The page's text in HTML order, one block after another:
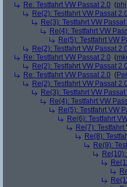
Re: Testfahrt VW Passat 2.0 (phj
Re(2): Testfahrt VW Passat 2.0
Re(3): Testfahrt VW Passat
Re(4): Testfahrt VW
Re(5): Testfahrt VW
Re(2): Testfahrt VW Passat 2.0
Re: Testfahrt VW Passat 2.0 (
Re(2): Testfahrt VW Passat 2.0
Re: Testfahrt VW Passat 2.0 (
Re(2): Testfahrt VW Passat 2.0
Re(3): Testfahrt VW Passat
Re(4): Testfahrt VW
Re(5): Testfahrt VW
Re(6): Testfahrt
Re(7): Testfahrt
Re(8):
Re(9):